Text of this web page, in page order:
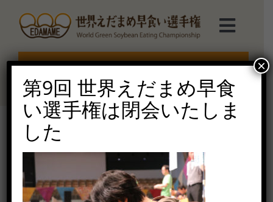
content
選手権TOP
選手権について
えだまめmarche
ルール説明
2019-62
2020年7月7日（火）
第9回 世界えだまめ早食
い選手権は閉会いたしま
した
×